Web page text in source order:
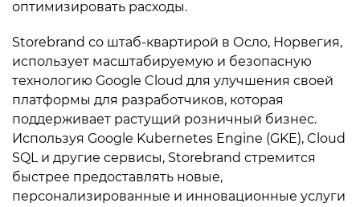
оптимизировать расходы.
Storebrand со штаб-квартирой в Осло, Норвегия,
использует масштабируемую и безопасную
технологию Google Cloud для улучшения своей
платформы для разработчиков, которая
поддерживает растущий розничный бизнес.
Используя Google Kubernetes Engine (GKE), Cloud
SQL и другие сервисы, Storebrand стремится
быстрее предоставлять новые,
персонализированные и инновационные услуги